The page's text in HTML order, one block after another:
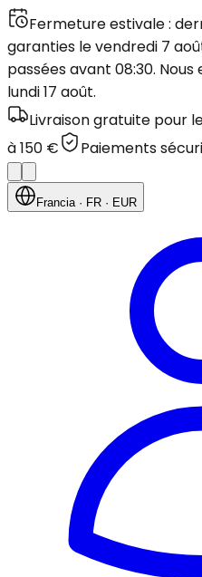
Fermeture estivale :
garanties le vendredi 7
passées avant 08:30.
lundi 17 août.
Livraison gratuite pour
à 150 €
Paiements
Francia· FR · EUR